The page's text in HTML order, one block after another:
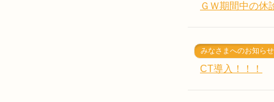
ＧＷ期間中の休
みなさまへのお知らせ
CT導入！！！